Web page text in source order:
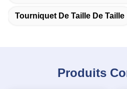
Tourniquet De Taille De Taille
Produits